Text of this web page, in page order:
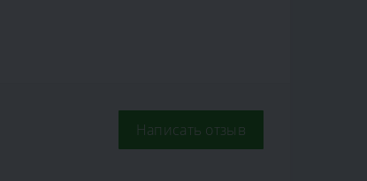
Написать отзыв